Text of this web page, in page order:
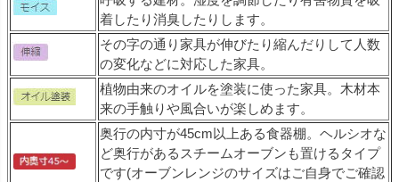
着したり消臭したりします。
その字の通り家具が伸びたり縮んだりして人数
の変化などに対応した家具。
植物由来のオイルを塗装に使った家具。木材本
来の手触りや風合いが楽しめます。
奥行の内寸が45cm以上ある食器棚。ヘルシオな
ど奥行があるスチームオーブンも置けるタイプ
です(オーブンレンジのサイズはご自身でご確認